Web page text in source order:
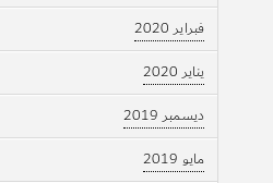
فبراير 2020
يناير 2020
ديسمبر 2019
مايو 2019